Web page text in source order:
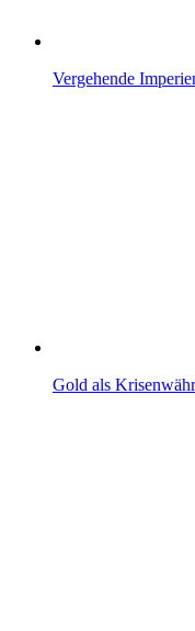
Vergehende
Gold als